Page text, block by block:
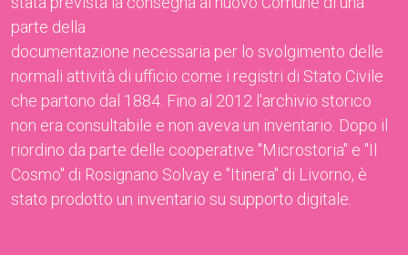
parte della
documentazione necessaria per lo svolgimento delle
normali attività di ufficio come i registri di Stato Civile
che partono dal 1884. Fino al 2012 l'archivio storico
non era consultabile e non aveva un inventario. Dopo il
riordino da parte delle cooperative "Microstoria" e "Il
Cosmo" di Rosignano Solvay e "Itinera" di Livorno, è
stato prodotto un inventario su supporto digitale.